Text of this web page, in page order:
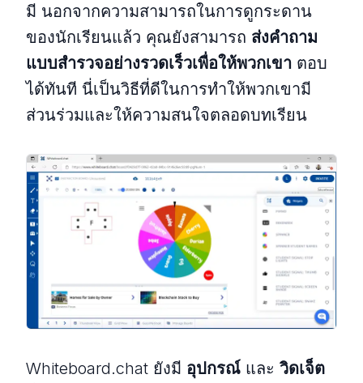
มี นอกจากความสามารถในการดูกระดาน
ของนักเรียนแล้ว คุณยังสามารถ ส่งคำถาม
แบบสำรวจอย่างรวดเร็วเพื่อให้พวกเขา ตอบ
ได้ทันที นี่เป็นวิธีที่ดีในการทำให้พวกเขามี
ส่วนร่วมและให้ความสนใจตลอดบทเรียน
Whiteboard.chat ยังมี อุปกรณ์ และ วิดเจ็ต